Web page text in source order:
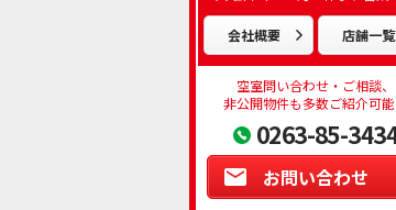
会社概要 店舗一覧
空室問い合わせ・ご相談、
非公開物件も多数ご紹介可能
0263-85-
お問い合わせ